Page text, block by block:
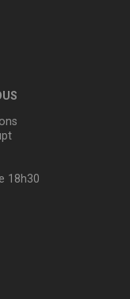
18h30